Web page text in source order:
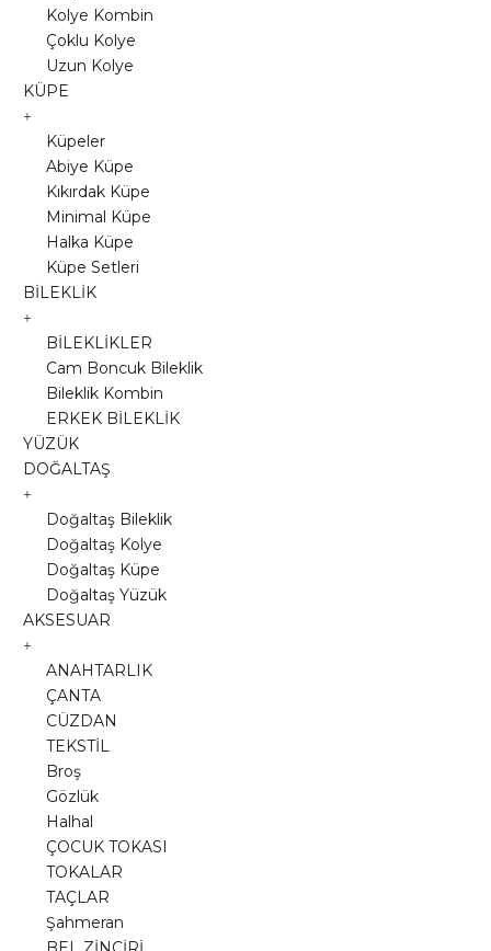
Kolye Kombin
Çoklu Kolye
Uzun Kolye
KÜPE
Küpeler
Abiye Küpe
Kıkırdak Küpe
Minimal Küpe
Halka Küpe
Küpe Setleri
BİLEKLİK
BİLEKLİKLER
Cam Boncuk Bileklik
Bileklik Kombin
ERKEK BİLEKLİK
YÜZÜK
DOĞALTAŞ
Doğaltaş Bileklik
Doğaltaş Kolye
Doğaltaş Küpe
Doğaltaş Yüzük
AKSESUAR
ANAHTARLIK
ÇANTA
CÜZDAN
TEKSTİL
Broş
Gözlük
Halhal
ÇOCUK TOKASI
TOKALAR
TAÇLAR
Şahmeran